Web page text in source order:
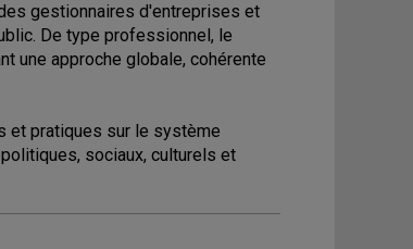
gestionnaires d'entreprises et
De type professionnel, le
une approche globale, cohérente
et pratiques sur le système
sociaux, culturels et